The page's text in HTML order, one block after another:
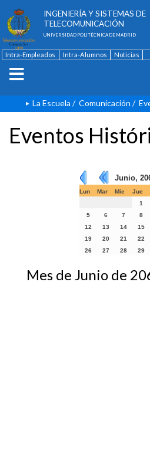
INGENIERÍA Y SISTEMAS DE
TELECOMUNICACIÓN
UNIVERSIDAD POLITÉCNICA DE MADRID
Intra-Empleados Intra-Alumnos
Noticias
La Escuela / Comunicación /
Eventos
Junio,
Lun Mar Mie Jue
1
5
6 7 8
12
13 14 15
19
20 21 22
26
27 28 29
Mes de Junio de